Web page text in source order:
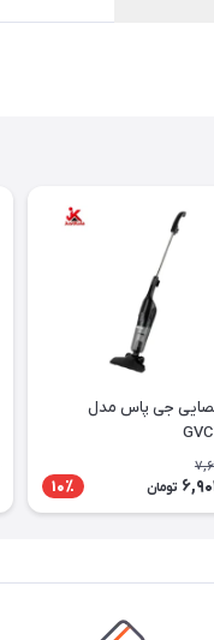
جی پاس مدل
تومان 10٪